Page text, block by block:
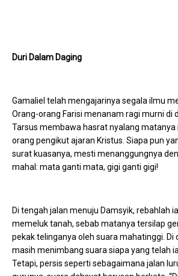
Duri Dalam Daging
Gamaliel telah mengajarinya segala ilmu
Orang-orang Farisi menanam ragi murni di
Tarsus membawa hasrat nyalang
orang pengikut ajaran Kristus. Siapa pun
surat kuasanya, mesti menanggungnya
mahal: mata ganti mata, gigi ganti gigi!
Di tengah jalan menuju Damsyik, rebahlah
memeluk tanah, sebab matanya tersilap
pekak telinganya oleh suara mahatinggi. Di
masih menimbang suara siapa yang telah
Tetapi, persis seperti sebagaimana jalan